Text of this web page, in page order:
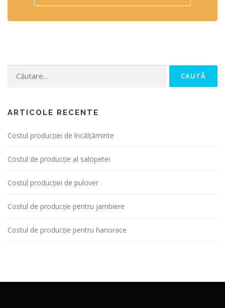
Caută după:
ARTICOLE RECENTE
Costul producției de încălțăminte
Costul de producție al salopetei
Costul producției de pulover
Costul de producție pentru jambiere
Costul de producție pentru hanorace